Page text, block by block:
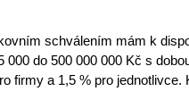
schválením mám k
do 500 000 000 Kč s
firmy a 1,5 % pro jednotlivce.